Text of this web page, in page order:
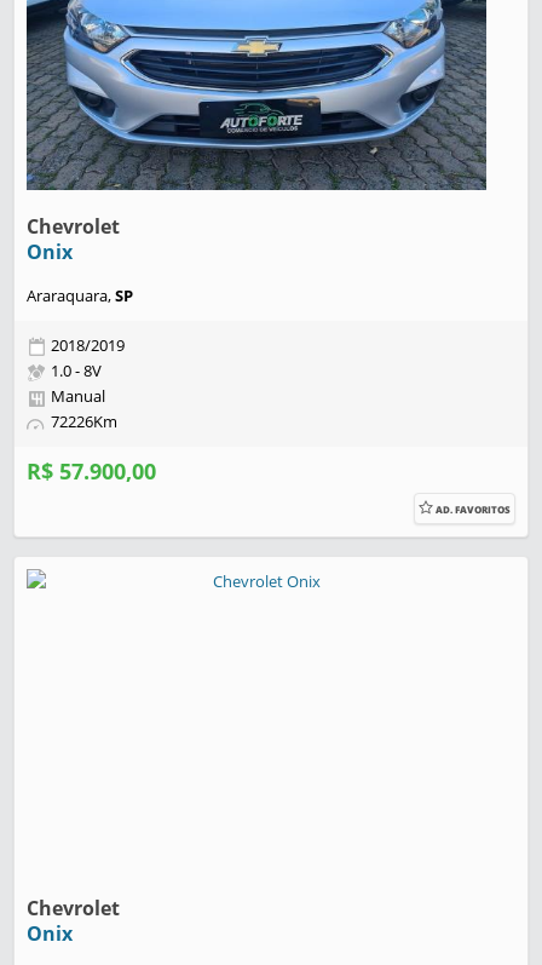
Chevrolet
Onix
Araraquara,SP
2018/2019
1.0 - 8V
Manual
72226Km
R$ 57.900,00
AD. FAVORITOS
Chevrolet
Onix